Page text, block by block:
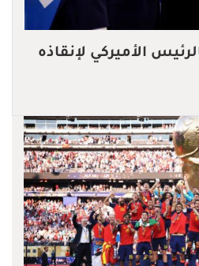
الأميركي لإنقاذه